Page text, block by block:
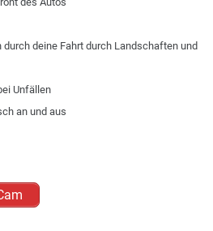
deine Fahrt durch Landschaften und
Unfällen
an und aus